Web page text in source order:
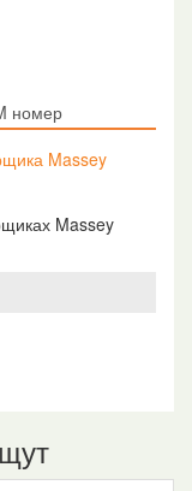
номер
Massey
Massey